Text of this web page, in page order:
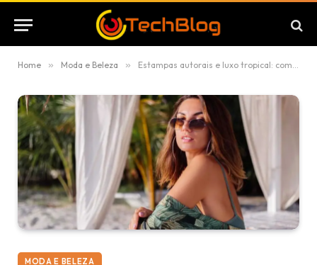
Home » Moda e Beleza » Estampas autorais e luxo tropical: como a moda brasileira constrói desejo pela identidade visual
MODA E BELEZA